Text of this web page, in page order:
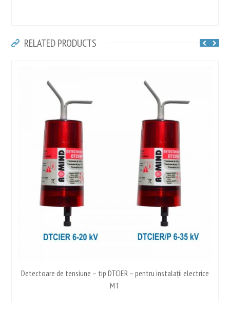
RELATED PRODUCTS
Detectoare de tensiune – tip DTCIER – pentru instalații electrice
MT